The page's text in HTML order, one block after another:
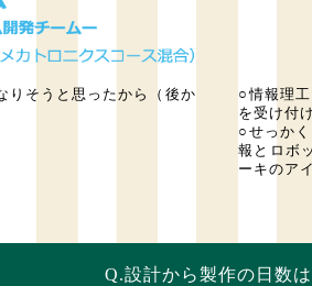
りそうと思ったから（後か
○情報理
を受け付
○せっか
報とロボ
ーキのア
Q.設計から製作の日数は